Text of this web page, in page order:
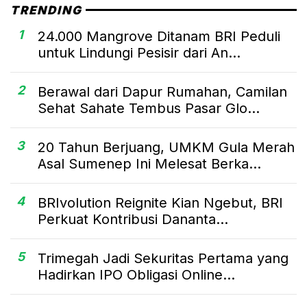
TRENDING
1
24.000 Mangrove Ditanam BRI Peduli
untuk Lindungi Pesisir dari An...
2
Berawal dari Dapur Rumahan, Camilan
Sehat Sahate Tembus Pasar Glo...
3
20 Tahun Berjuang, UMKM Gula Merah
Asal Sumenep Ini Melesat Berka...
4
BRIvolution Reignite Kian Ngebut, BRI
Perkuat Kontribusi Dananta...
5
Trimegah Jadi Sekuritas Pertama yang
Hadirkan IPO Obligasi Online...